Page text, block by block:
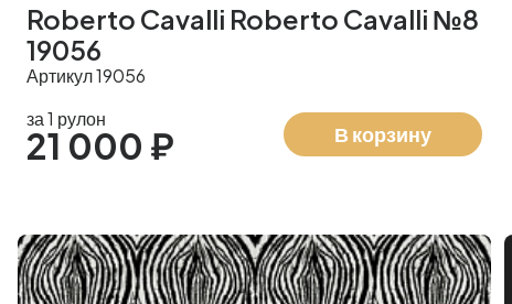
Roberto Cavalli Roberto Cavalli №8
19056
Артикул 19056
за 1 рулон
21 000 ₽ В корзину